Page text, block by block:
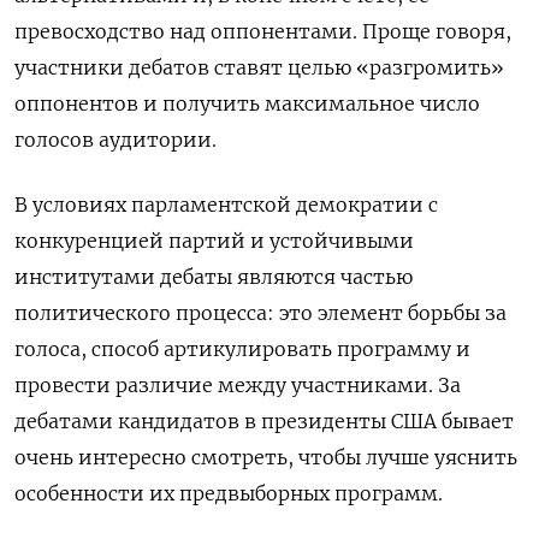
превосходство над оппонентами. Проще говоря,
участники дебатов ставят целью «разгромить»
оппонентов и получить максимальное число
голосов аудитории.
В условиях парламентской демократии с
конкуренцией партий и устойчивыми
институтами дебаты являются частью
политического процесса: это элемент борьбы за
голоса, способ артикулировать программу и
провести различие между участниками. За
дебатами кандидатов в президенты США бывает
очень интересно смотреть, чтобы лучше уяснить
особенности их предвыборных программ.